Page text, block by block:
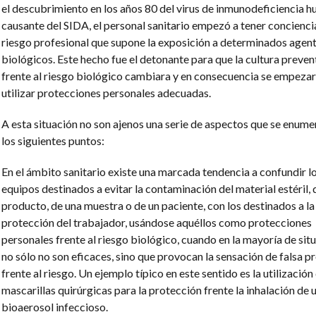
el descubrimiento en los años 80 del virus de inmunodeficiencia
causante del SIDA, el personal sanitario empezó a tener
riesgo profesional que supone la exposición a determinados
biológicos. Este hecho fue el detonante para que la cultura
frente al riesgo biológico cambiara y en consecuencia se
utilizar protecciones personales adecuadas.
A esta situación no son ajenos una serie de aspectos que se
los siguientes puntos:
En el ámbito sanitario existe una marcada tendencia a confundir
equipos destinados a evitar la contaminación del material estéril,
producto, de una muestra o de un paciente, con los destinados a la
protección del trabajador, usándose aquéllos como protecciones
personales frente al riesgo biológico, cuando en la mayoría de
no sólo no son eficaces, sino que provocan la sensación de falsa
frente al riesgo. Un ejemplo típico en este sentido es la utilización
mascarillas quirúrgicas para la protección frente la inhalación de
bioaerosol infeccioso.